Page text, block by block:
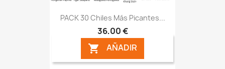
PACK 30 Chiles Más Picantes...
36,00 €
 AÑADIR